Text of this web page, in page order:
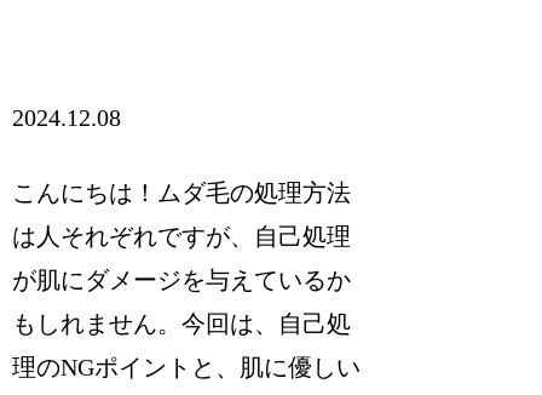
2024.12.08
こんにちは！ムダ毛の処理方法
は人それぞれですが、自己処理
が肌にダメージを与えているか
もしれません。今回は、自己処
理のNGポイントと、肌に優しい